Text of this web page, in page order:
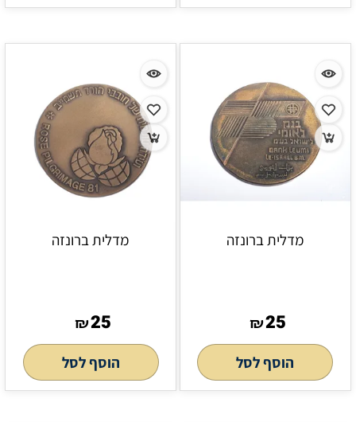
מדלית ברונזה
₪25
הוסף לסל
מדלית ברונזה
₪25
הוסף לסל